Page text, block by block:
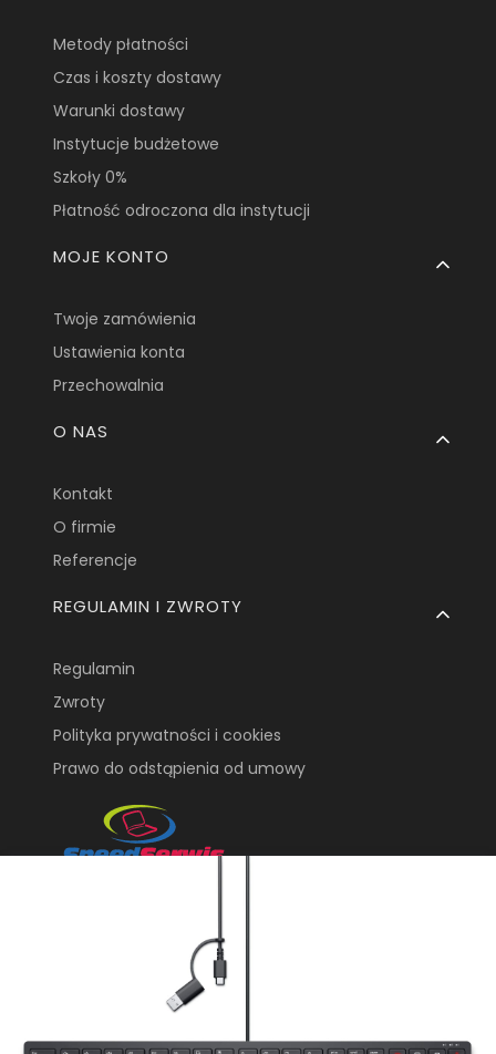
Metody płatności
Czas i koszty dostawy
Warunki dostawy
Instytucje budżetowe
Szkoły 0%
Płatność odroczona dla instytucji
MOJE KONTO
Twoje zamówienia
Ustawienia konta
Przechowalnia
O NAS
Kontakt
O firmie
Referencje
REGULAMIN I ZWROTY
Regulamin
Zwroty
Polityka prywatności i cookies
Prawo do odstąpienia od umowy